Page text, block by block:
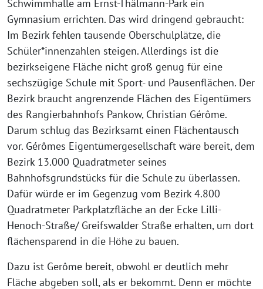
Schwimmhalle am Ernst-Thälmann-Park ein
Gymnasium errichten. Das wird dringend gebraucht:
Im Bezirk fehlen tausende Oberschulplätze, die
Schüler*innenzahlen steigen. Allerdings ist die
bezirkseigene Fläche nicht groß genug für eine
sechszügige Schule mit Sport- und Pausenflächen. Der
Bezirk braucht angrenzende Flächen des Eigentümers
des Rangierbahnhofs Pankow, Christian Gérôme.
Darum schlug das Bezirksamt einen Flächentausch
vor. Gérômes Eigentümergesellschaft wäre bereit, dem
Bezirk 13.000 Quadratmeter seines
Bahnhofsgrundstücks für die Schule zu überlassen.
Dafür würde er im Gegenzug vom Bezirk 4.800
Quadratmeter Parkplatzfläche an der Ecke Lilli-
Henoch-Straße/ Greifswalder Straße erhalten, um dort
flächensparend in die Höhe zu bauen.
Dazu ist Gerôme bereit, obwohl er deutlich mehr
Fläche abgeben soll, als er bekommt. Denn er möchte